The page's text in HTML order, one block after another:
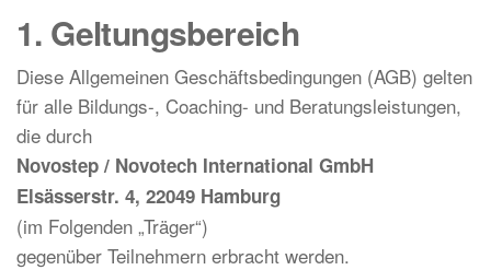
1. Geltungsbereich
Diese Allgemeinen Geschäftsbedingungen (AGB) gelten
für alle Bildungs-, Coaching- und Beratungsleistungen,
die durch
Novostep / Novotech International GmbH
Elsässerstr. 4, 22049 Hamburg
(im Folgenden „Träger“)
gegenüber Teilnehmern erbracht werden.